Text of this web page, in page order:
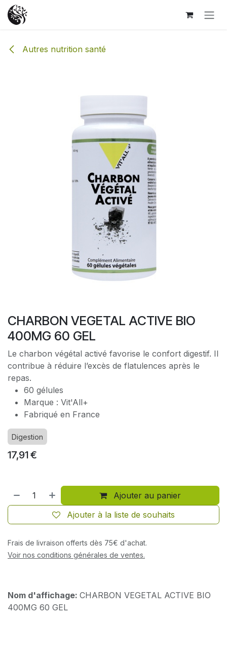
Se rendre au contenu
Autres nutrition santé
CHARBON VEGETAL ACTIVE BIO
400MG 60 GEL
Le charbon végétal activé favorise le confort digestif. Il
contribue à réduire l’excès de flatulences après le
repas.
60 gélules
Marque : Vit'All+
Fabriqué en France
Digestion
17,91€
Ajouter au panier
Ajouter à la liste de souhaits
Frais de livraison offerts dès 75€ d'achat.
Voir nos conditions générales de ventes.
Nom d'affichage: CHARBON VEGETAL ACTIVE BIO
400MG 60 GEL